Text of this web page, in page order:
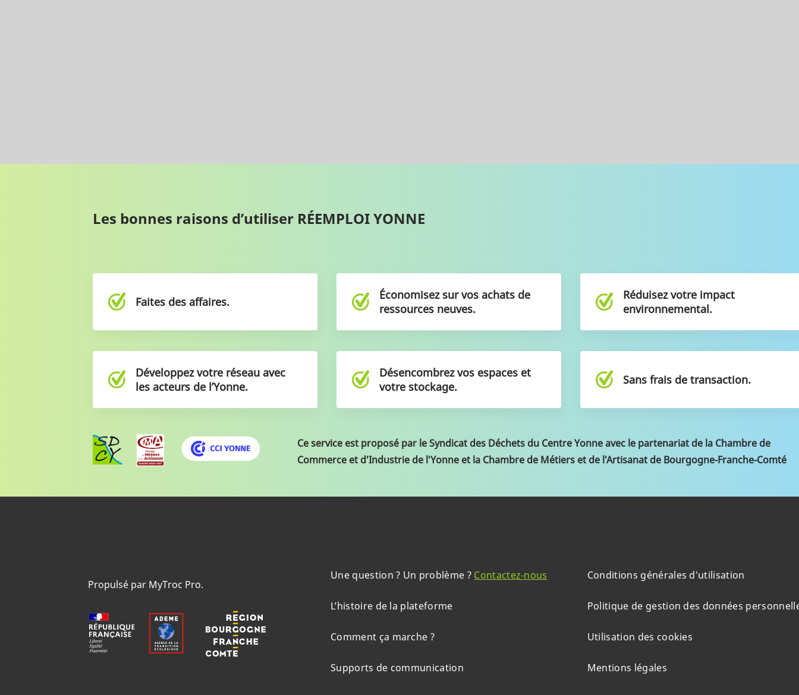
Les bonnes raisons d’utiliser RÉEMPLOI YONNE
Faites des affaires.
Économisez sur vos achats de
ressources neuves.
Réduisez votre impact
environnemental.
Développez votre réseau avec
les acteurs de l’Yonne.
Désencombrez vos espaces et
votre stockage.
Sans frais de transaction.
Ce service est proposé par le Syndicat des Déchets du Centre Yonne avec le partenariat de la Chambre de
Commerce et d'Industrie de l'Yonne et la Chambre de Métiers et de l'Artisanat de Bourgogne-Franche-Comté
Propulsé par MyTroc Pro.
Une question ? Un problème ? Contactez-nous
L’histoire de la plateforme
Comment ça marche ?
Supports de communication
Conditions générales d'utilisation
Politique de gestion des données
Utilisation des cookies
Mentions légales